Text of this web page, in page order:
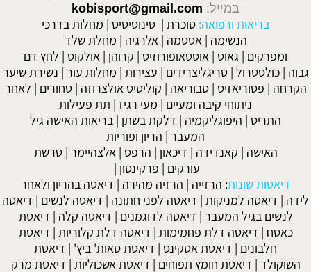
במייל: kobisport@gmail.com
בריאות ורפואה: סוכרת | סינוסיטיס | מחלות בדרכי
הנשימה | אסטמה | אלרגיה | מחלת שלד
ומפרקים | גאוט | אוסטאופורוזיס | קרוהן | אולקוס | לחץ דם
גבוה |כולסטרול |טריגליצרידים | עצירות | מחלות עור | נשירת שיער
הקרחה | פסוריאזיס |סבוריאה | קוליטיס אולצרוזה |טחורים | לאחר
ניתוחי קיבה ומעיים | מעי רגיז | תת פעילות
התריס | היפוגליקמיה | דלקת בשתן | בריאות האישה גיל
המעבר | הריון ופוריות
האישה | קאנדידה | דיכאון | הרפס | אלצהיימר |טרשת
עורקים | פרקינסון |
דיאטות שונות: הרזייה | הרזיה מהירה | דיאטה בהריון ולאחר
לידה | דיאטה למניקות | דיאטה לפני חתונה | דיאטה לנשים | דיאטה
לנשים בגיל המעבר | דיאטה לדוגמנים | דיאטה קלה | דיאטת
כאסח | דיאטה דלת פחמימות | דיאטה דלת קלוריות | דיאטת
חלבונים | דיאטת אטקינס | דיאטת סאות' ביץ' | דיאטת
השוקולד | דיאטת חומץ תפוחים | דיאטת אשכוליות | דיאטת מרק